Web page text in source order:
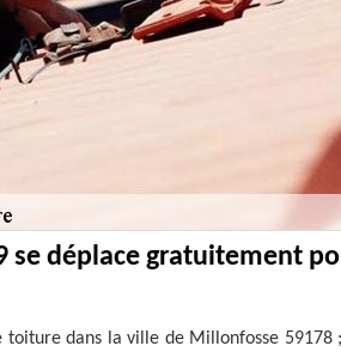
se déplace gratuitement
dans la ville de Millonfosse 59178